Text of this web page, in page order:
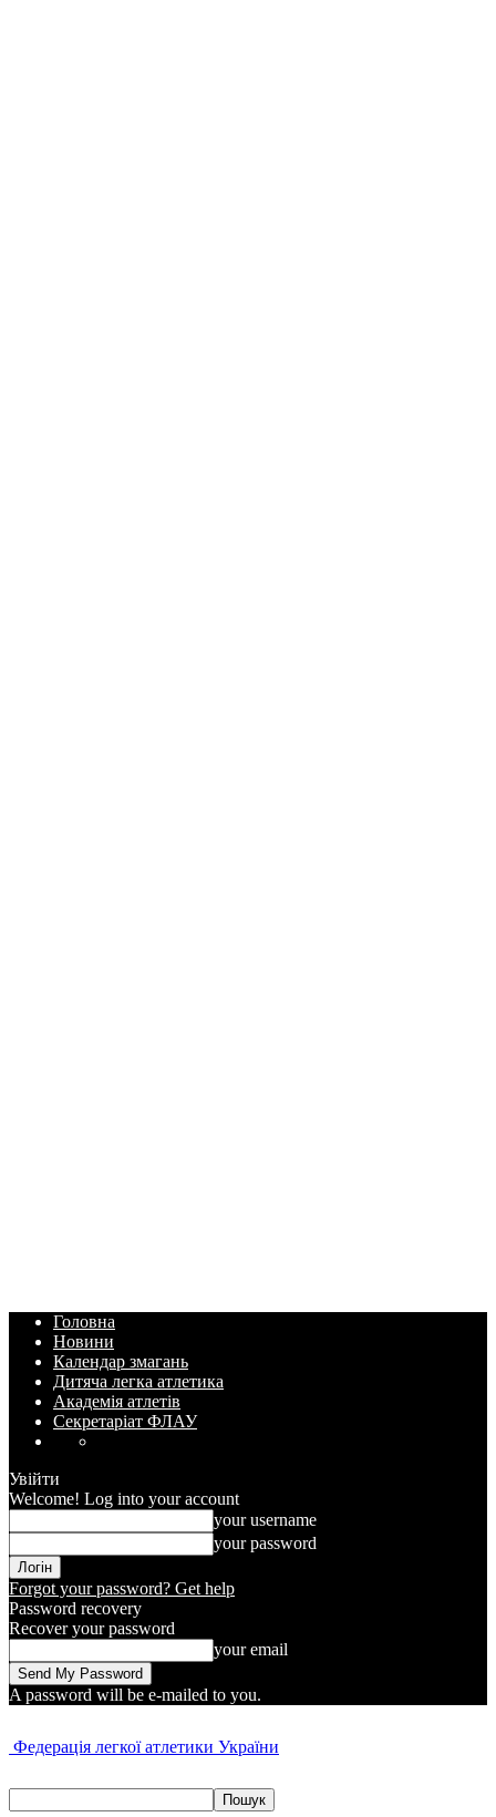
Головна
Новини
Календар змагань
Дитяча легка атлетика
Академія атлетів
Секретаріат ФЛАУ
Увійти
Welcome! Log into your account
your username
your password
Forgot your password? Get help
Password recovery
Recover your password
your email
A password will be e-mailed to you.
Федерація легкої атлетики України